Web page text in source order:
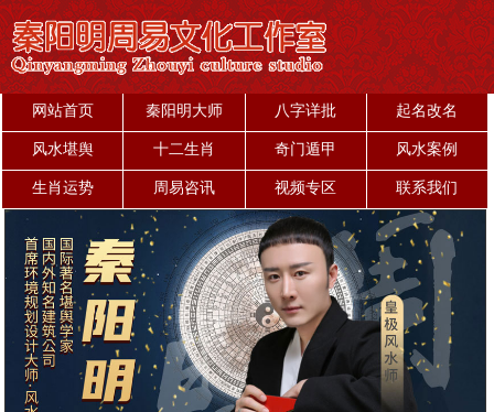
网站首页 秦阳明大师 八字详批
起名改名
风水堪舆
十二生肖 奇门遁甲
风水案例
生肖运势
周易咨讯 视频专区 联系我们